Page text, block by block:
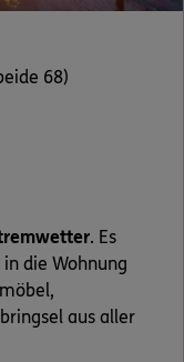
68)
. Es
die Wohnung
aus aller